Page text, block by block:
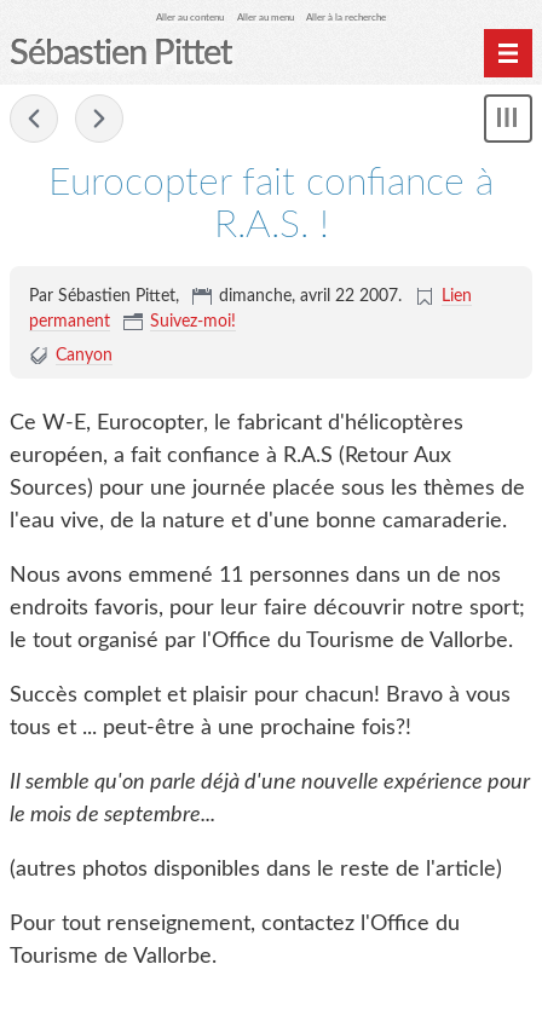
Aller au contenu Aller au menu Aller à la recherche
Sébastien Pittet
Spéléologie
Photographie
Eurocopter fait confiance à
R.A.S. !
Par Sébastien Pittet, dimanche, avril 22 2007.
Lien
permanent
Suivez-moi!
Canyon
Ce W-E, Eurocopter, le fabricant d'hélicoptères
européen, a fait confiance à R.A.S (Retour Aux
Sources) pour une journée placée sous les thèmes de
l'eau vive, de la nature et d'une bonne camaraderie.
Nous avons emmené 11 personnes dans un de nos
endroits favoris, pour leur faire découvrir notre sport;
le tout organisé par l'Office du Tourisme de Vallorbe.
Succès complet et plaisir pour chacun! Bravo à vous
tous et ... peut-être à une prochaine fois?!
Il semble qu'on parle déjà d'une nouvelle expérience pour
le mois de septembre...
(autres photos disponibles dans le reste de l'article)
Pour tout renseignement, contactez l'Office du
Tourisme de Vallorbe.